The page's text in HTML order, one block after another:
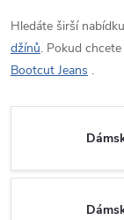
Hledáte širší
džínů. Pokud
Bootcut Jeans .